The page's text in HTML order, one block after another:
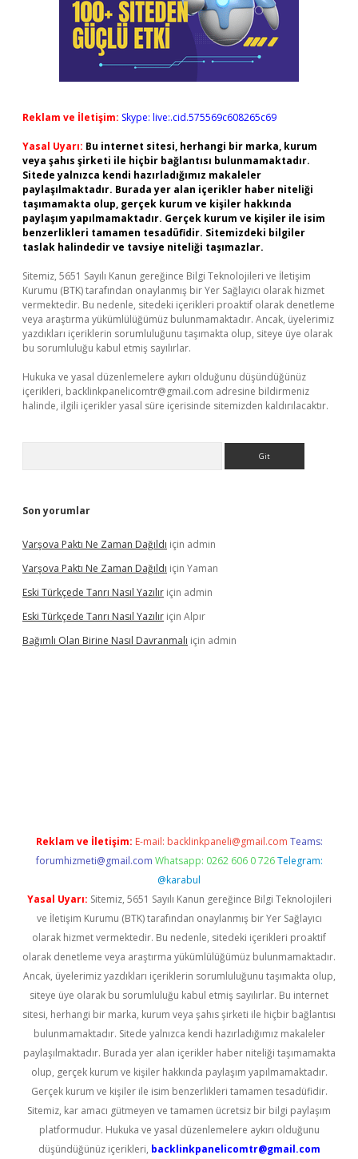
Reklam ve İletişim: Skype: live:.cid.575569c608265c69
Yasal Uyarı: Bu internet sitesi, herhangi bir marka, kurum
veya şahıs şirketi ile hiçbir bağlantısı bulunmamaktadır.
Sitede yalnızca kendi hazırladığımız makaleler
paylaşılmaktadır. Burada yer alan içerikler haber niteliği
taşımamakta olup, gerçek kurum ve kişiler hakkında
paylaşım yapılmamaktadır. Gerçek kurum ve kişiler ile isim
benzerlikleri tamamen tesadüfidir. Sitemizdeki bilgiler
taslak halindedir ve tavsiye niteliği taşımazlar.
Sitemiz, 5651 Sayılı Kanun gereğince Bilgi Teknolojileri ve İletişim
Kurumu (BTK) tarafından onaylanmış bir Yer Sağlayıcı olarak hizmet
vermektedir. Bu nedenle, sitedeki içerikleri proaktif olarak denetleme
veya araştırma yükümlülüğümüz bulunmamaktadır. Ancak, üyelerimiz
yazdıkları içeriklerin sorumluluğunu taşımakta olup, siteye üye olarak
bu sorumluluğu kabul etmiş sayılırlar.
Hukuka ve yasal düzenlemelere aykırı olduğunu düşündüğünüz
içerikleri, backlinkpanelicomtr@gmail.com adresine bildirmeniz
halinde, ilgili içerikler yasal süre içerisinde sitemizden kaldırılacaktır.
Son yorumlar
Varşova Paktı Ne Zaman Dağıldı için admin
Varşova Paktı Ne Zaman Dağıldı için Yaman
Eski Türkçede Tanrı Nasıl Yazılır için admin
Eski Türkçede Tanrı Nasıl Yazılır için Alpır
Bağımlı Olan Birine Nasıl Davranmalı için admin
Reklam ve İletişim: E-mail: backlinkpaneli@gmail.com Teams:
forumhizmeti@gmail.com Whatsapp: 0262 606 0 726 Telegram:
@karabul
Yasal Uyarı: Sitemiz, 5651 Sayılı Kanun gereğince Bilgi Teknolojileri
ve İletişim Kurumu (BTK) tarafından onaylanmış bir Yer Sağlayıcı
olarak hizmet vermektedir. Bu nedenle, sitedeki içerikleri proaktif
olarak denetleme veya araştırma yükümlülüğümüz bulunmamaktadır.
Ancak, üyelerimiz yazdıkları içeriklerin sorumluluğunu taşımakta olup,
siteye üye olarak bu sorumluluğu kabul etmiş sayılırlar. Bu internet
sitesi, herhangi bir marka, kurum veya şahıs şirketi ile hiçbir bağlantısı
bulunmamaktadır. Sitede yalnızca kendi hazırladığımız makaleler
paylaşılmaktadır. Burada yer alan içerikler haber niteliği taşımamakta
olup, gerçek kurum ve kişiler hakkında paylaşım yapılmamaktadır.
Gerçek kurum ve kişiler ile isim benzerlikleri tamamen tesadüfidir.
Sitemiz, kar amacı gütmeyen ve tamamen ücretsiz bir bilgi paylaşım
platformudur. Hukuka ve yasal düzenlemelere aykırı olduğunu
düşündüğünüz içerikleri, backlinkpanelicomtr@gmail.com